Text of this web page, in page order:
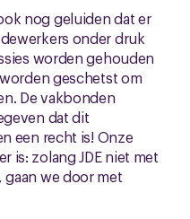
nog geluiden dat er
onder druk
worden gehouden
geschetst om
De vakbonden
dat dit
een recht is! Onze
is: zolang JDE niet met
we door met